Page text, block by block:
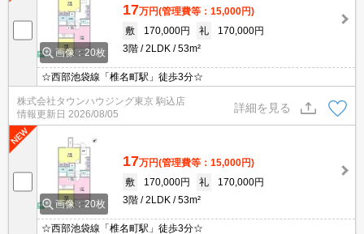
画像：20枚
17万円(管理費等：15,000円)
敷
170,000円 礼
170,000円
3階
2LDK 53m²
☆西部池袋線「椎名町駅」徒歩3分☆
株式会社タウンハウジング東京 駒込店
情報更新日 2026/08/05
詳細を見る
画像：20枚
17万円(管理費等：15,000円)
敷
170,000円 礼
170,000円
3階
2LDK 53m²
☆西部池袋線「椎名町駅」徒歩3分☆